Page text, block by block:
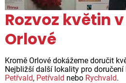
Rozvoz květin
Orlové
Kromě Orlové dokážeme doručit
Nejbližší další lokality pro
Petřvald, Petřvald nebo Rychvald.